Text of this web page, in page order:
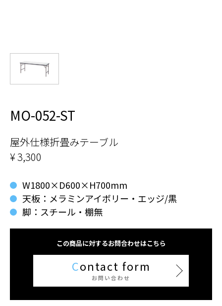
MO-052-ST
屋外仕様折畳みテーブル
¥ 3,300
W1800×D600×H700mm
天板：メラミンアイボリー・エッジ/黒
脚：スチール・棚無
この商品に対するお問合わせはこちら
Contact form
お問い合わせ